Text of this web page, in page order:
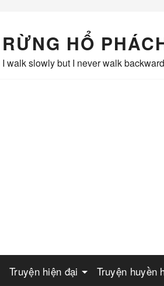
RỪNG HỔ
I walk slowly but I never walk backward
Truyện hiện đại Truyện huyền